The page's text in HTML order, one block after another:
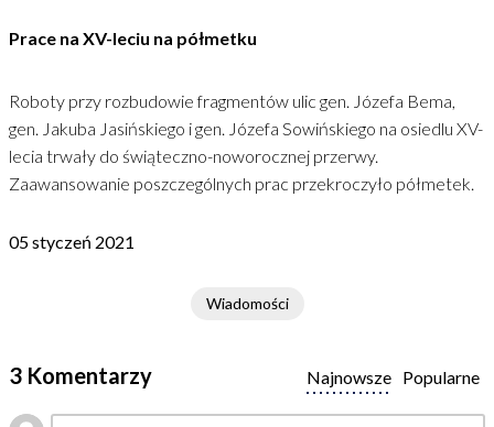
Prace na XV-leciu na półmetku
Roboty przy rozbudowie fragmentów ulic gen. Józefa Bema,
gen. Jakuba Jasińskiego i gen. Józefa Sowińskiego na osiedlu XV-
lecia trwały do świąteczno-noworocznej przerwy.
Zaawansowanie poszczególnych prac przekroczyło półmetek.
05 styczeń 2021
Wiadomości
3 Komentarzy Popularne
Najnowsze